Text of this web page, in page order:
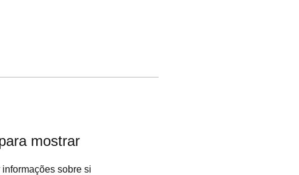
mostrar
sobre si